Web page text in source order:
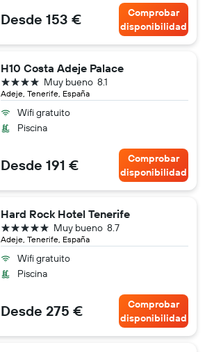
Desde 153 €
Comprobar
disponibilidad
H10 Costa Adeje Palace
Adeje, Tenerife, España
8.1
Muy bueno
4 estrellas
Wifi gratuito
Piscina
Desde 191 €
Comprobar
disponibilidad
Hard Rock Hotel Tenerife
Adeje, Tenerife, España
8.7
Muy bueno
5 estrellas
Wifi gratuito
Piscina
Desde 275 €
Comprobar
disponibilidad